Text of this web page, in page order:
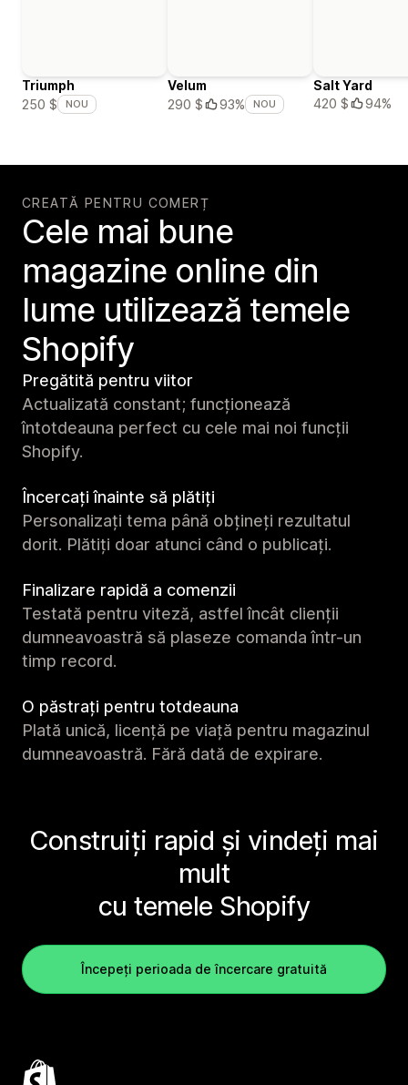
Triumph
250 $
NOU
Velum
290 $
93% NOU
Salt Yard
420 $
94%
CREATĂ PENTRU COMERȚ
Cele mai bune
magazine online din
lume utilizează temele
Shopify
Pregătită pentru viitor
Actualizată constant; funcționează
întotdeauna perfect cu cele mai noi funcții
Shopify.
Încercați înainte să plătiți
Personalizați tema până obțineți rezultatul
dorit. Plătiți doar atunci când o publicați.
Finalizare rapidă a comenzii
Testată pentru viteză, astfel încât clienții
dumneavoastră să plaseze comanda într-un
timp record.
O păstrați pentru totdeauna
Plată unică, licență pe viață pentru magazinul
dumneavoastră. Fără dată de expirare.
Construiți rapid și vindeți mai
mult
cu temele Shopify
Începeți perioada de încercare gratuită